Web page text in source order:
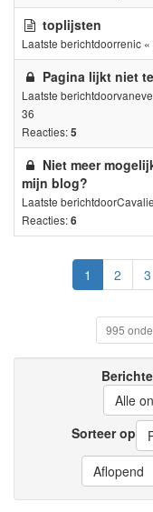
toplijsten
Laatste berichtdoorrenic «
Pagina lijkt niet
Laatste berichtdoor
36
Reacties:5
Niet meer
mijn blog?
Laatste berichtdoor
Reacties:6
1 2 3
995
Alle
Sorteer op
Aflopend